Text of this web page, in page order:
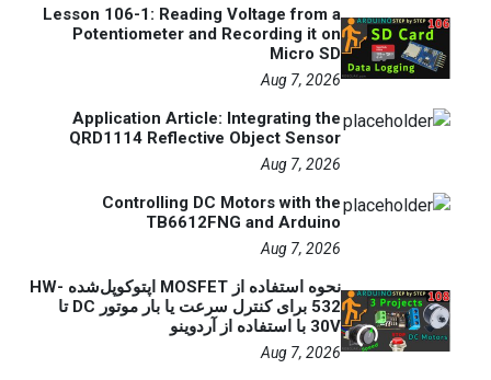
Lesson 106-1: Reading Voltage from a
Potentiometer and Recording it on
Micro SD
Aug 7, 2026
Application Article: Integrating the
QRD1114 Reflective Object Sensor
Aug 7, 2026
Controlling DC Motors with the
TB6612FNG and Arduino
Aug 7, 2026
نحوه استفاده از MOSFET اپتوکوپل‌شده HW-
532 برای کنترل سرعت یا بار موتور DC تا
30V با استفاده از آردوینو
Aug 7, 2026